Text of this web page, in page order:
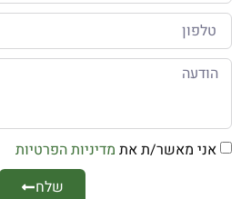
אני מאשר/ת את מדיניות הפרטיות
שלח